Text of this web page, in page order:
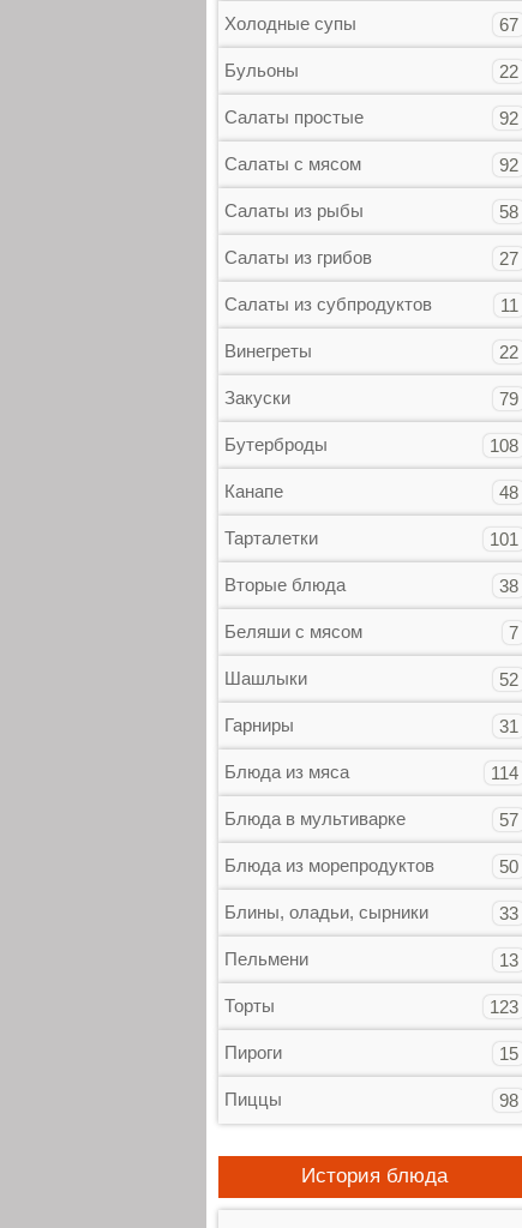
Холодные супы 67
Бульоны 22
Салаты простые 92
Салаты с мясом 92
Салаты из рыбы 58
Салаты из грибов 27
Салаты из субпродуктов 11
Винегреты 22
Закуски 79
Бутерброды 108
Канапе 48
Тарталетки 101
Вторые блюда 38
Беляши с мясом 7
Шашлыки 52
Гарниры 31
Блюда из мяса 114
Блюда в мультиварке 57
Блюда из морепродуктов 50
Блины, оладьи, сырники 33
Пельмени 13
Торты 123
Пироги 15
Пиццы 98
История блюда